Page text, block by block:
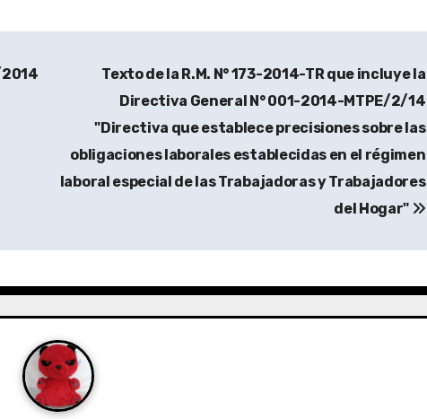
Texto de la R.M. N° 173-2014-TR que incluye la
Directiva General N° 001-2014-MTPE/2/14
"Directiva que establece precisiones sobre las
obligaciones laborales establecidas en el régimen
laboral especial de las Trabajadoras y Trabajadores
del Hogar"